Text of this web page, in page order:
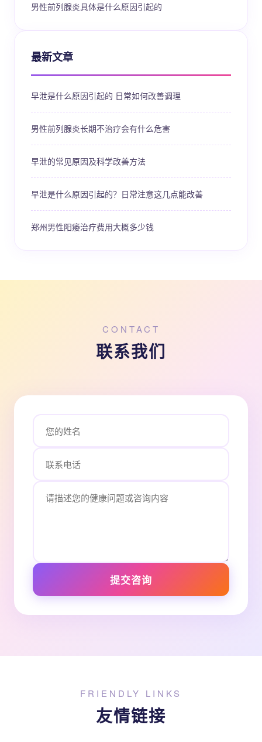
男性前列腺炎具体是什么原因引起的
最新文章
早泄是什么原因引起的 日常如何改善调理
男性前列腺炎长期不治疗会有什么危害
早泄的常见原因及科学改善方法
早泄是什么原因引起的？日常注意这几点能改善
郑州男性阳痿治疗费用大概多少钱
CONTACT
联系我们
提交咨询
FRIENDLY LINKS
友情链接